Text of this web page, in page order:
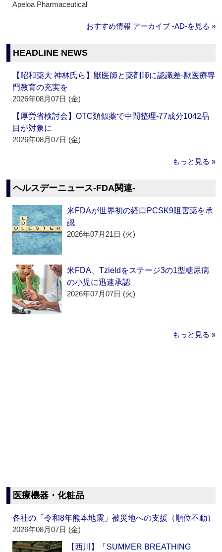
Apeloa Pharmaceutical
おすすめ情報 アーカイブ ‐AD‐を見る »
HEADLINE NEWS
【昭和薬大 神林氏ら】獣医師と薬剤師に認識差‐獣医療専
門教育の充実を
2026年08月07日 (金)
【厚労省検討会】OTC類似薬で中間整理‐77成分1042品
目が対象に
2026年08月07日 (金)
もっと見る »
ヘルスデーニュース‐FDA関連‐
米FDAが世界初の経口PCSK9阻害薬を承
認
2026年07月21日 (火)
米FDA、Tzieldをステージ3の1型糖尿病
の小児に迅速承認
2026年07月07日 (火)
もっと見る »
医療機器・化粧品
各社の「令和8年熊本地震」被災地への支援（順位不動）
2026年08月07日 (金)
【西川】「SUMMER BREATHING